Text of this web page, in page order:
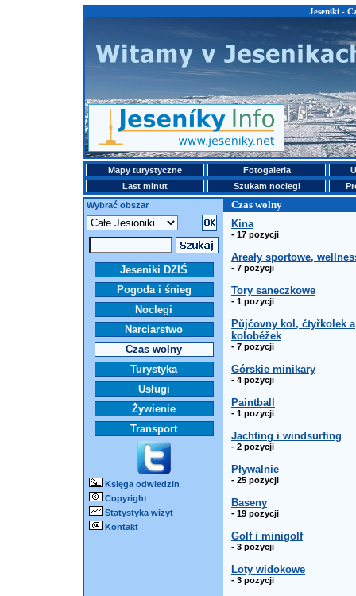
Jeseniki -
Mapy turystyczne Fotogaleria
Last minut
Szukam noclegi
Wybrać obszar
Czas wolny
Jeseniki DZIŚ
Pogoda i śnieg
Noclegi
Narciarstwo
Czas wolny
Turystyka
Usługi
Żywienie
Transport
Księga odwiedzin
Copyright
Statystyka wizyt
Kontakt
Kina
- 17 pozycji
Areały sportowe,
- 7 pozycji
Tory saneczkowe
- 1 pozycji
Půjčovny kol, čtyřkolek a
koloběžek
- 7 pozycji
Górskie minikary
- 4 pozycji
Paintball
- 1 pozycji
Jachting i windsurfing
- 2 pozycji
Pływalnie
- 25 pozycji
Baseny
- 19 pozycji
Golf i minigolf
- 3 pozycji
Loty widokowe
- 3 pozycji